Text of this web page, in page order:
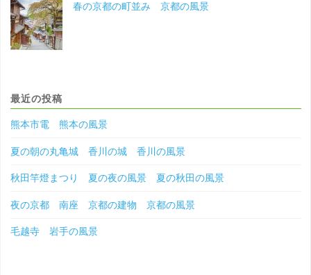
春の京都の町並み 京都の風景
最近の投稿
熊本市電 熊本の風景
夏の朝の丸亀城 香川の城 香川の風景
秋田竿燈まつり 夏の夜の風景 夏の秋田の風景
夜の京都 南座 京都の建物 京都の風景
毛越寺 岩手の風景